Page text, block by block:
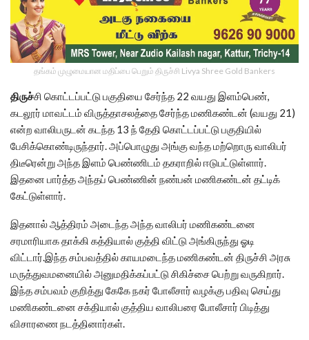
தங்கம் முழுமையான மதிப்பை பெறும் திருச்சி Livya Shree Gold Bankers
திருச்சி கொட்டப்பட்டு பகுதியை சேர்ந்த 22 வயது இளம்பெண்,
கடலூர் மாவட்டம் விருத்தாசலத்தை சேர்ந்த மணிகண்டன் (வயது 21)
என்ற வாலிபருடன் கடந்த 13 ந் தேதி கொட்டப்பட்டு பகுதியில்
பேசிக்கொண்டிருந்தார். அப்பொழுது அங்கு வந்த மற்றொரு வாலிபர்
திடீரென்று அந்த இளம் பெண்ணிடம் தகராறில் ஈடுபட்டுள்ளார்.
இதனை பார்த்த அந்தப் பெண்ணின் நண்பன் மணிகண்டன் தட்டிக்
கேட்டுள்ளார்.
இதனால் ஆத்திரம் அடைந்த அந்த வாலிபர் மணிகண்டனை
சரமாரியாக தாக்கி கத்தியால் குத்தி விட்டு அங்கிருந்து ஓடி
விட்டார்.இந்த சம்பவத்தில் காயமடைந்த மணிகண்டன் திருச்சி அரசு
மருத்துவமனையில் அனுமதிக்கப்பட்டு சிகிச்சை பெற்று வருகிறார்.
இந்த சம்பவம் குறித்து கேகே நகர் போலீசார் வழக்கு பதிவு செய்து
மணிகண்டனை சக்தியால் குத்திய வாலிபரை போலீசார் பிடித்து
விசாரணை நடத்தினார்கள்.